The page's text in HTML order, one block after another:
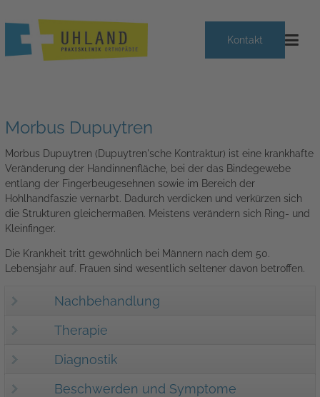
Kontakt
Morbus Dupuytren
Morbus Dupuytren (Dupuytren'sche Kontraktur) ist eine krankhafte
Veränderung der Handinnenfläche, bei der das Bindegewebe
entlang der Fingerbeugesehnen sowie im Bereich der
Hohlhandfaszie vernarbt. Dadurch verdicken und verkürzen sich
die Strukturen gleichermaßen. Meistens verändern sich Ring- und
Kleinfinger.
Die Krankheit tritt gewöhnlich bei Männern nach dem 50.
Lebensjahr auf. Frauen sind wesentlich seltener davon betroffen.
Nachbehandlung
Therapie
Diagnostik
Beschwerden und Symptome